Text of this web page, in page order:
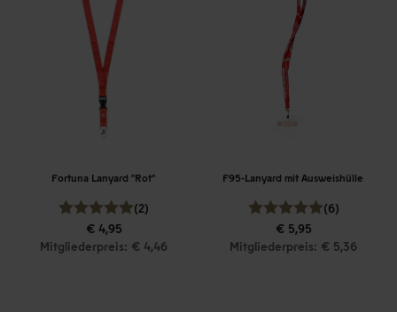
Fortuna Lanyard "Rot"
(2)
€ 4,95
Mitgliederpreis: € 4,46
F95-Lanyard mit Ausweishülle
(6)
€ 5,95
Mitgliederpreis: € 5,36